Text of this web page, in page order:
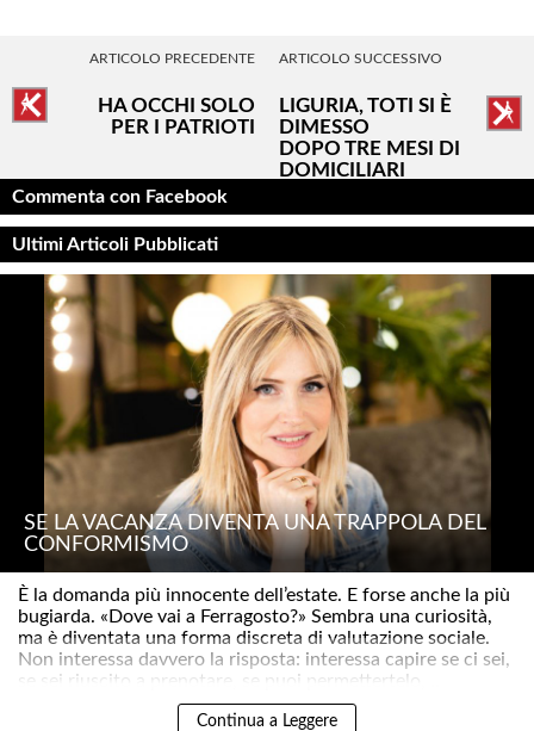
ARTICOLO PRECEDENTE
HA OCCHI SOLO
PER I PATRIOTI
ARTICOLO SUCCESSIVO
LIGURIA, TOTI SI È
DIMESSO
DOPO TRE MESI DI
DOMICILIARI
Commenta con Facebook
Ultimi Articoli Pubblicati
SE LA VACANZA DIVENTA UNA TRAPPOLA DEL
CONFORMISMO
È la domanda più innocente dell’estate. E forse anche la più
bugiarda. «Dove vai a Ferragosto?» Sembra una curiosità,
ma è diventata una forma discreta di valutazione sociale.
Non interessa davvero la risposta: interessa capire se ci sei,
se sei riuscito a prenotare, se puoi permettertelo, ..
Continua a Leggere